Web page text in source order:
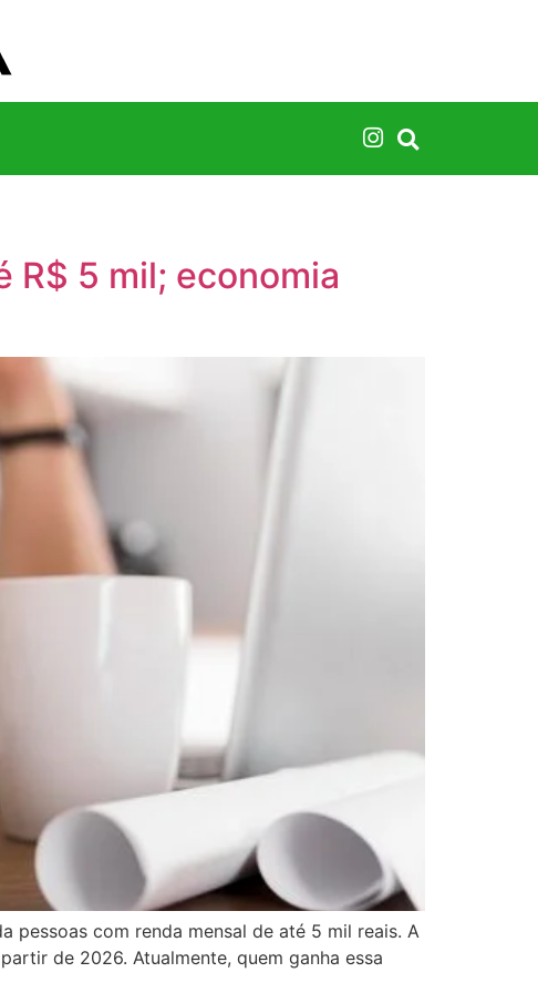
R$ 5 mil; economia
pessoas com renda mensal de até 5 mil reais. A
de 2026. Atualmente, quem ganha essa